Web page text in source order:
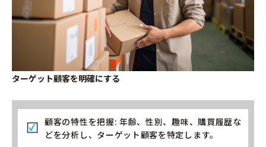
ターゲット顧客を明確にする
顧客の特性を把握: 年齢、性別、趣味、購買履歴な
どを分析し、ターゲット顧客を特定します。